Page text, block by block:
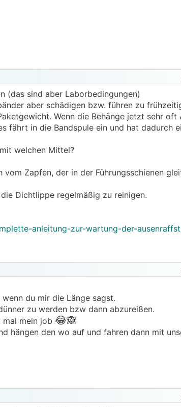
(das sind aber Laborbedingungen)
aber schädigen bzw. führen zu
Wenn die Behänge jetzt sehr
fährt in die Bandspule ein und hat dadurch
welchen Mittel?
Zapfen, der in der Führungsschienen
Dichtlippe regelmäßig zu reinigen.
anleitung-zur-wartung-der-
du mir die Länge sagst.
zu werden bzw dann abzureißen.
mal mein job 😂🙈
hängen den wo auf und fahren dann mit